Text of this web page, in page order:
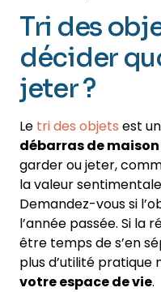
Tri des
décider
jeter ?
Le tri des objets est
débarras de
garder ou jeter,
la valeur
Demandez-vous si
l’année passée. Si la
être temps de s’en
plus d’utilité pratique
votre espace de vie.